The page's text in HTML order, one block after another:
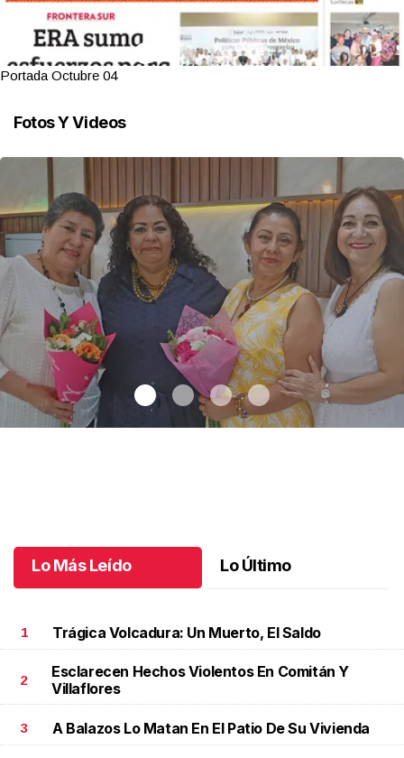
Portada Octubre 04
Fotos Y Videos
Lo Más Leído Lo Último
1 Trágica Volcadura: Un Muerto, El Saldo
2
Esclarecen Hechos Violentos En Comitán Y
Villaflores
3 A Balazos Lo Matan En El Patio De Su Vivienda